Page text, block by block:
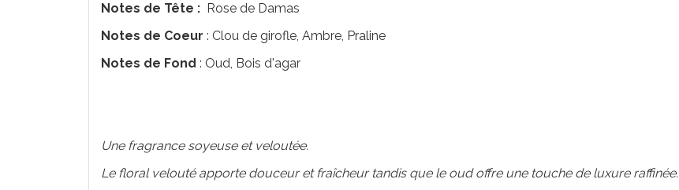
Notes de Tête : Rose de Damas
Notes de Coeur : Clou de girofle, Ambre, Praline
Notes de Fond : Oud, Bois d'agar
Une fragrance soyeuse et veloutée.
Le floral velouté apporte douceur et fraîcheur tandis que le oud offre une touche de luxure raffinée.